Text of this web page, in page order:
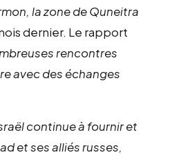
la zone de Quneitra
dernier. Le rapport
rencontres
avec des échanges
continue à fournir et
et ses alliés russes,